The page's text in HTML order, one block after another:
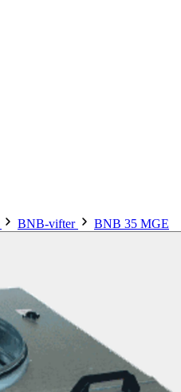
BNB-vifter BNB 35 MGE